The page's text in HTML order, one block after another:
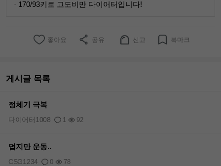
· 170/93키로 고도비만 다이어터입니다!
좋아요 공유 신고 북마크
게시글 목록
정체기 극복
1 92
다이어터1008
덥지만 운동..
0 78
CSG1234